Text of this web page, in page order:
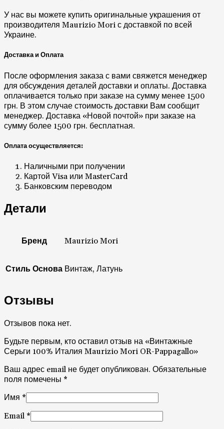
У нас вы можете купить оригинальные украшения от
производителя Maurizio Mori с доставкой по всей
Украине.
Доставка и Оплата
После оформления заказа с вами свяжется менеджер
для обсуждения деталей доставки и оплаты. Доставка
оплачивается только при заказе на сумму менее 1500
грн. В этом случае стоимость доставки Вам сообщит
менеджер. Доставка «Новой почтой» при заказе на
сумму более 1500 грн. бесплатная.
Оплата осуществляется:
Наличными при получении
Картой Visa или MasterCard
Банковским переводом
Детали
Бренд Maurizio Mori
Стиль Основа Винтаж, Латунь
Отзывы
Отзывов пока нет.
Будьте первым, кто оставил отзыв на «Винтажные
Серьги 100% Италия Maurizio Mori OR-Pappagallo»
Ваш адрес email не будет опубликован. Обязательные
поля помечены *
Имя *
Email *